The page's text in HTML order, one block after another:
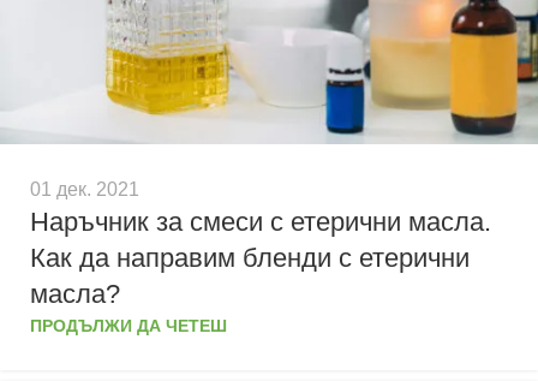
01 дек. 2021
Наръчник за смеси с етерични масла.
Как да направим бленди с етерични
масла?
ПРОДЪЛЖИ ДА ЧЕТЕШ